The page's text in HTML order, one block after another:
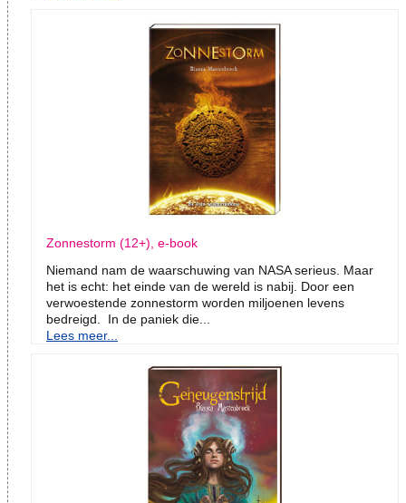
Zonnestorm (12+), e-book
Niemand nam de waarschuwing van NASA serieus. Maar
het is echt: het einde van de wereld is nabij. Door een
verwoestende zonnestorm worden miljoenen levens
bedreigd. In de paniek die...
Lees meer...